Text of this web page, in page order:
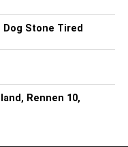
Dog Stone Tired
Rennen 10,